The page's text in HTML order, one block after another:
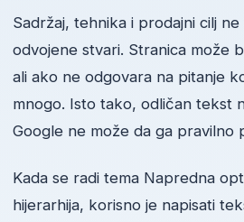
Sadržaj, tehnika i prodajni cilj
odvojene stvari. Stranica može
ali ako ne odgovara na pitanje
mnogo. Isto tako, odličan tekst
Google ne može da ga pravilno
Kada se radi tema Napredna
hijerarhija, korisno je napisati